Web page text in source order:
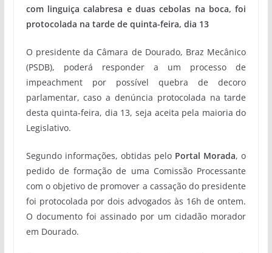
com linguiça calabresa e duas cebolas na boca, foi
protocolada na tarde de quinta-feira, dia 13
O presidente da Câmara de Dourado, Braz Mecânico
(PSDB), poderá responder a um processo de
impeachment por possível quebra de decoro
parlamentar, caso a denúncia protocolada na tarde
desta quinta-feira, dia 13, seja aceita pela maioria do
Legislativo.
Segundo informações, obtidas pelo Portal Morada, o
pedido de formação de uma Comissão Processante
com o objetivo de promover a cassação do presidente
foi protocolada por dois advogados às 16h de ontem.
O documento foi assinado por um cidadão morador
em Dourado.